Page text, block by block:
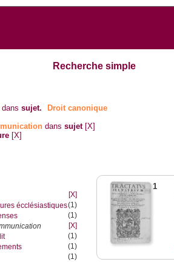
Recherche simple
danssujet.
Droit canonique
danssujet [X]
[X]
[X]
écclésiastiques(1)
(1)
[X]
(1)
(1)
(1)
1